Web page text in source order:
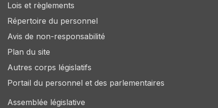
Lois et règlements
Répertoire du personnel
Avis de non-responsabilité
Plan du site
Autres corps législatifs
Portail du personnel et des parlementaires
Assemblée législative